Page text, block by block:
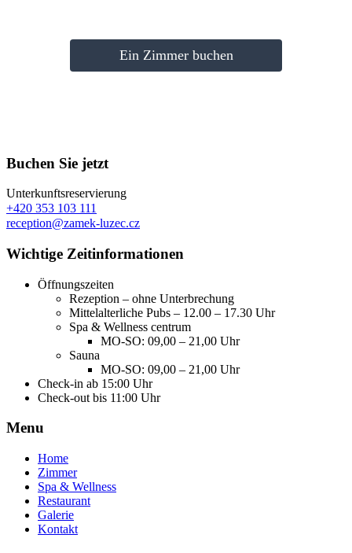
Ein Zimmer buchen
Buchen Sie jetzt
Unterkunftsreservierung
+420 353 103 111
reception@zamek-luzec.cz
Wichtige Zeitinformationen
Öffnungszeiten
Rezeption – ohne Unterbrechung
Mittelalterliche Pubs – 12.00 – 17.30 Uhr
Spa & Wellness centrum
MO-SO: 09,00 – 21,00 Uhr
Sauna
MO-SO: 09,00 – 21,00 Uhr
Check-in ab 15:00 Uhr
Check-out bis 11:00 Uhr
Menu
Home
Zimmer
Spa & Wellness
Restaurant
Galerie
Kontakt